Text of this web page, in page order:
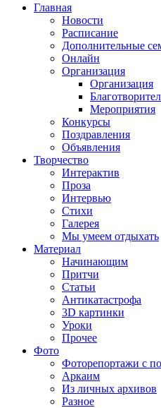
Главная
Новости
Расписание
Дополнительные
Онлайн
Организация
Организация
Мероприятия
Конкурсы
Поздравления
Объявления
Творчество
Интерактив
Проза
Интервью
Стихи
Галерея
Мы умеем отдыхать
Материал
Начинающим
Притчи
Статьи
Антикатастрофа
3D картинки
Уроки
Прочее
Фото
Фоторепортажи с
Аркаим
Из личных архивов
Разное